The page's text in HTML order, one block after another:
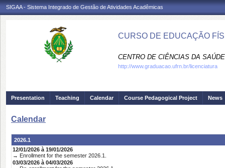
SIGAA - Sistema Integrado de Gestão de Atividades Acadêmicas
CURSO DE EDUCAÇÃO
CENTRO DE CIÊNCIAS DA
http://www.graduacao.ufrn.br/licenciatura
Presentation Teaching Calendar Course Pedagogical Project News
Calendar
2026.1
12/01/2026 à 19/01/2026
→ Enrollment for the semester 2026.1.
03/03/2026 à 04/03/2026